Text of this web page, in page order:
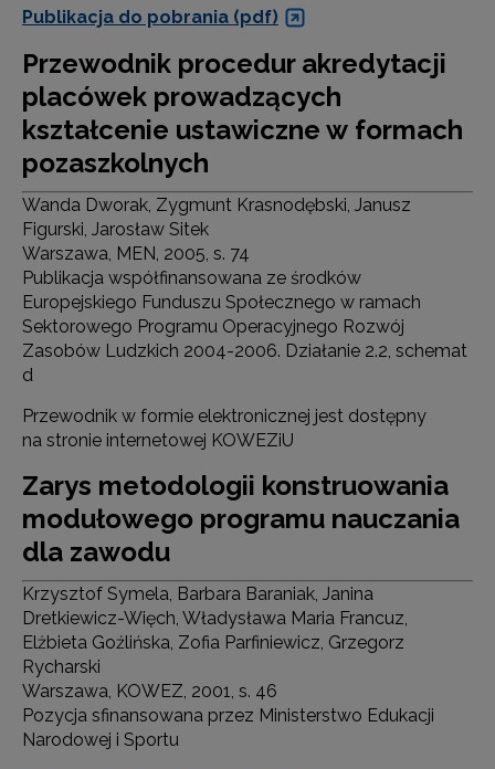
Publikacja do pobrania (pdf)
Przewodnik procedur akredytacji
placówek prowadzących
kształcenie ustawiczne w formach
pozaszkolnych
Wanda Dworak, Zygmunt Krasnodębski, Janusz
Figurski, Jarosław Sitek
Warszawa, MEN, 2005, s. 74
Publikacja współfinansowana ze środków
Europejskiego Funduszu Społecznego w ramach
Sektorowego Programu Operacyjnego Rozwój
Zasobów Ludzkich 2004-2006. Działanie 2.2, schemat
d
Przewodnik w formie elektronicznej jest dostępny
na stronie internetowej KOWEZiU
Zarys metodologii konstruowania
modułowego programu nauczania
dla zawodu
Krzysztof Symela, Barbara Baraniak, Janina
Dretkiewicz-Więch, Władysława Maria Francuz,
Elżbieta Goźlińska, Zofia Parfiniewicz, Grzegorz
Rycharski
Warszawa, KOWEZ, 2001, s. 46
Pozycja sfinansowana przez Ministerstwo Edukacji
Narodowej i Sportu